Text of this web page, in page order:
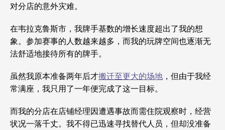
对分店的意外灾难。
在韦拉克鲁斯市，我牌手基数的增长速度超出了我的想
象。参加赛事的人数越来越多，而我的玩牌空间也逐渐无
法舒适地接待所有的牌手。
虽然我原本准备两年后才搬迁至更大的场地 ，但由于我经
常满座，我只用了一年便完成了这一目标。
而我的分店在店铺经理因遭遇事故而需住院观察时，经营
状况一落千丈。我不得已迅速寻找替代人员，但却没准备